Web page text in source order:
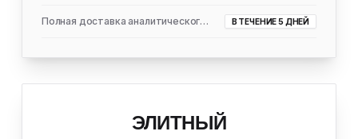
Полная доставка аналитического отчета В ТЕЧЕНИЕ 5 ДНЕЙ
ЭЛИТНЫЙ